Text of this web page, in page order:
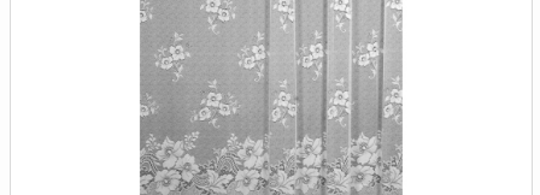
Оплата и доставка
Как оформить заказ
Доверенность на
получение груза